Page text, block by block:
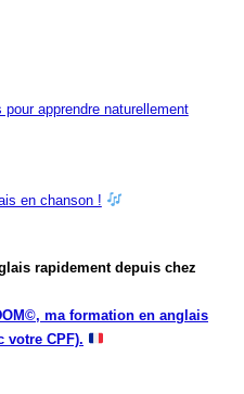
apprendre naturellement
en chanson !
rapidement depuis chez
ma formation en anglais
votre CPF).